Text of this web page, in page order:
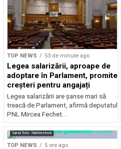
TOP NEWS 53 de minute ago
Legea salarizării, aproape de
adoptare în Parlament, promite
creșteri pentru angajați
Legea salarizării are șanse mari să
treacă de Parlament, afirmă deputatul
PNL Mircea Fechet...
Sursă foto: Shutterstock
TOP NEWS 5 ore ago